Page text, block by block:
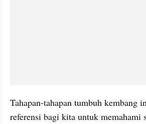
Tahapan-tahapan tumbuh kembang
referensi bagi kita untuk memahami